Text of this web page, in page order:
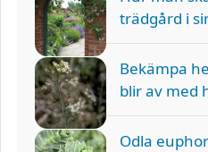
trädgård i
Bekämpa
blir av med
Odla